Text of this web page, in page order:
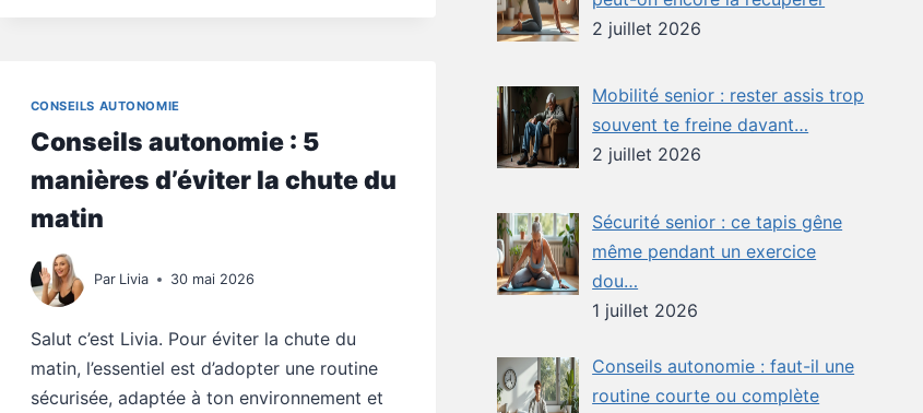
LA
CHUTE
POUR
AGIR
CONSEILS AUTONOMIE
Conseils autonomie : 5
manières d’éviter la chute du
matin
Par Livia 30 mai 2026
Salut c’est Livia. Pour éviter la chute du
matin, l’essentiel est d’adopter une routine
sécurisée, adaptée à ton environnement et
2 juillet 2026
Mobilité senior : rester assis trop
souvent te freine davant…
2 juillet 2026
Sécurité senior : ce tapis gêne
même pendant un exercice
dou…
1 juillet 2026
Conseils autonomie : faut-il une
routine courte ou complète